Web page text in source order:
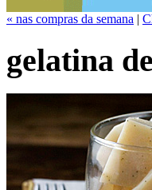
« nas compras da semana |
gelatina